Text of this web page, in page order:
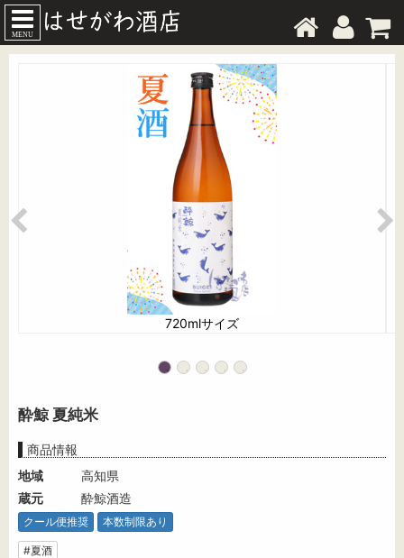
MENU
720mlサイズ
酔鯨 夏純米
商品情報
地域
高知県
蔵元
酔鯨酒造
クール便推奨 本数制限あり
#夏酒